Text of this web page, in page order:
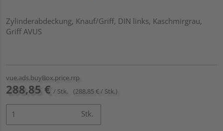
Zylinderabdeckung, Knauf/Griff, DIN links, Kaschmirgrau,
Griff AVUS
vue.ads.buyBox.price.rrp
288,85 € / Stk. (288,85 € / Stk.)
Stk.